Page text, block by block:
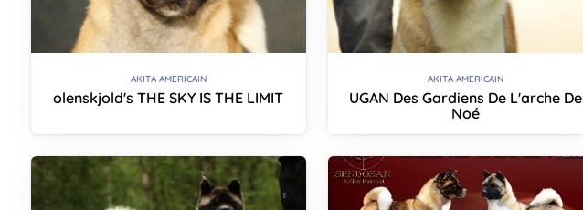
AKITA AMERICAIN
olenskjold's THE SKY IS THE LIMIT
AKITA AMERICAIN
UGAN Des Gardiens De L'arche De
Noé